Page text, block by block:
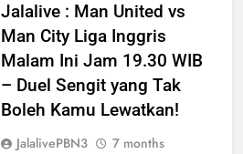
Jalalive : Man United vs
Man City Liga Inggris
Malam Ini Jam 19.30 WIB
– Duel Sengit yang Tak
Boleh Kamu Lewatkan!
JalalivePBN3
7 months